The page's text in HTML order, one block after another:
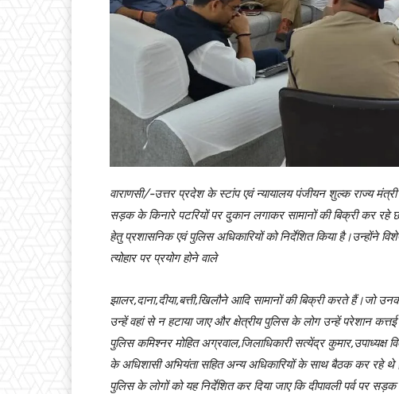
वाराणसी/-उत्तर प्रदेश के स्टांप एवं न्यायालय पंजीयन शुल्क राज्य मंत्री
सड़क के किनारे पटरियों पर दुकान लगाकर सामानों की बिक्री कर रहे
हेतु प्रशासनिक एवं पुलिस अधिकारियों को निर्देशित किया है।उन्होंने
त्योहार पर प्रयोग होने वाले
झालर,दाना,दीया,बत्ती,खिलौने आदि सामानों की बिक्री करते हैं।जो
उन्हें वहां से न हटाया जाए और क्षेत्रीय पुलिस के लोग उन्हें परेशान
पुलिस कमिश्नर मोहित अग्रवाल,जिलाधिकारी सत्येंद्र कुमार,उपाध्यक्ष
के अधिशासी अभियंता सहित अन्य अधिकारियों के साथ बैठक कर रहे
पुलिस के लोगों को यह निर्देशित कर दिया जाए कि दीपावली पर्व पर